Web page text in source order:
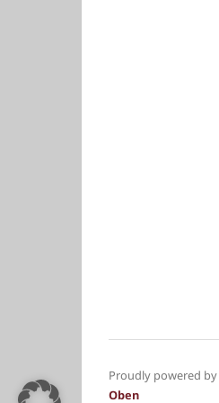
Proudly powered by
Oben